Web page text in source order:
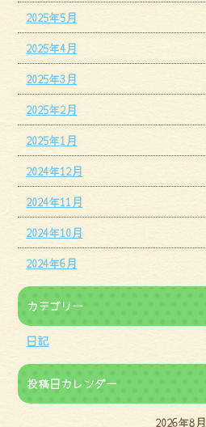
2025年5月
2025年4月
2025年3月
2025年2月
2025年1月
2024年12月
2024年11月
2024年10月
2024年6月
カテゴリー
日記
投稿日カレンダー
2026年8月